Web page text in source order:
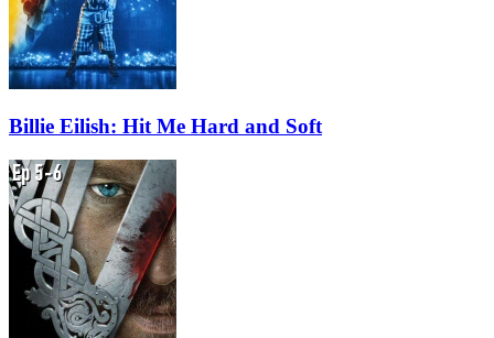
Billie Eilish: Hit Me Hard and Soft